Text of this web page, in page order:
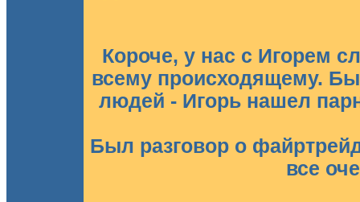
Короче, у нас с Игорем
всему происходящему.
людей - Игорь нашел
Был разговор о
все